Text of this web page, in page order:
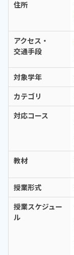
住所
アクセス・
交通手段
対象学年
カテゴリ
対応コース
教材
授業形式
授業スケジュー
ル